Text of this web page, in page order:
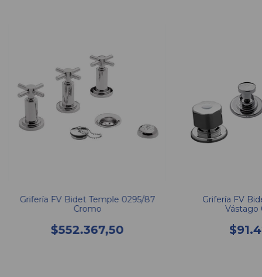
Grifería FV Bidet Temple 0295/87
Cromo
$552.367,50
Grifería FV
Vástago